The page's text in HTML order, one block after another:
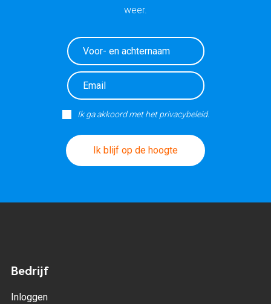
weer.
Ik ga akkoord met het privacybeleid.
Ik blijf op de hoogte
Bedrijf
Inloggen